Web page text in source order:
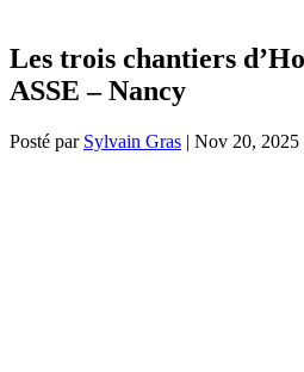
Les trois chantiers
ASSE – Nancy
Posté par Sylvain Gras | Nov 20, 2025